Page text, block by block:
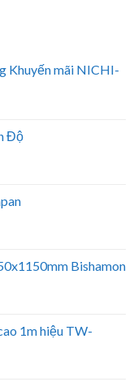
Khuyến mãi NICHI-
Độ
Bishamon
1m hiệu TW-